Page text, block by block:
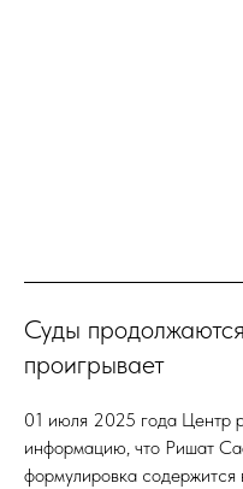
Суды
проигрывает
01 июля 2025 года Центр
информацию, что Ришат
формулировка содержится